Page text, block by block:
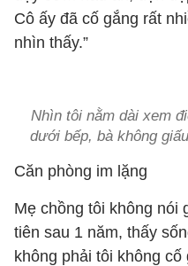
Cô ấy đã cố gắng rất
nhìn thấy.”
Nhìn tôi nằm dài xem
dưới bếp, bà không
Căn phòng im lặng
Mẹ chồng tôi không nói
tiên sau 1 năm, thấy
không phải tôi không